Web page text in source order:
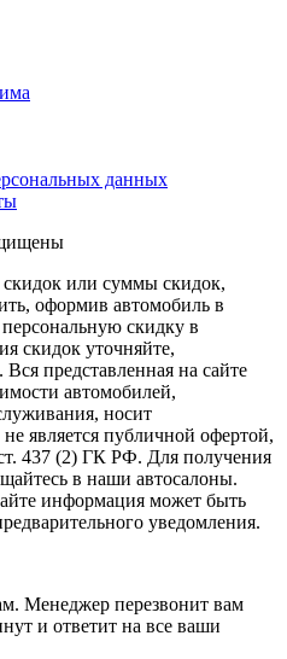
данных
скидок или суммы скидок,
оформив автомобиль в
скидку в
скидок уточняйте,
представленная на сайте
автомобилей,
носит
является публичной офертой,
437 (2) ГК РФ. Для получения
в наши автосалоны.
информация может быть
уведомления.
Менеджер перезвонит вам
и ответит на все ваши